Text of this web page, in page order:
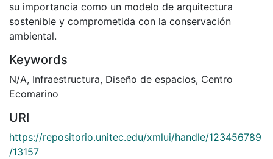
su importancia como un modelo de arquitectura
sostenible y comprometida con la conservación
ambiental.
Keywords
N/A, Infraestructura, Diseño de espacios, Centro
Ecomarino
URI
https://repositorio.unitec.edu/xmlui/handle/123456789
/13157